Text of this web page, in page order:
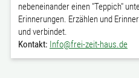
nebeneinander einen "Teppich"
Erinnerungen. Erzählen und
und verbindet.
Kontakt: Info@frei-zeit-haus.de